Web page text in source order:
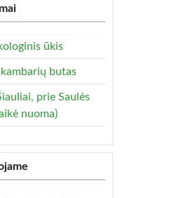
ūkis
butas
prie Saulės
nuoma)